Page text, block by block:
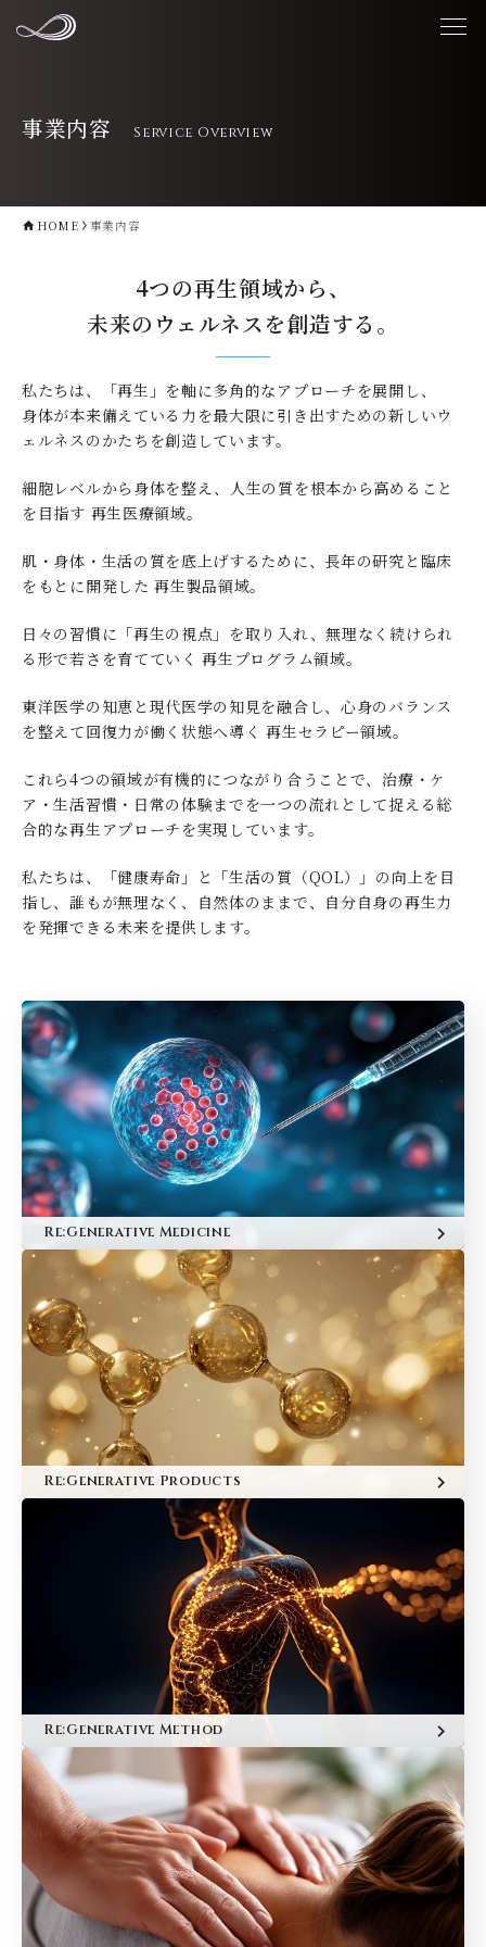
事業内容 Service Overview
HOME 事業内容
4つの再生領域から、
未来のウェルネスを創造する。
私たちは、「再生」を軸に多角的なアプローチを展開し、
身体が本来備えている力を最大限に引き出すための新しいウ
ェルネスのかたちを創造しています。
細胞レベルから身体を整え、人生の質を根本から高めること
を目指す 再生医療領域。
肌・身体・生活の質を底上げするために、長年の研究と臨床
をもとに開発した 再生製品領域。
日々の習慣に「再生の視点」を取り入れ、無理なく続けられ
る形で若さを育てていく 再生プログラム領域。
東洋医学の知恵と現代医学の知見を融合し、心身のバランス
を整えて回復力が働く状態へ導く 再生セラピー領域。
これら4つの領域が有機的につながり合うことで、治療・ケ
ア・生活習慣・日常の体験までを一つの流れとして捉える総
合的な再生アプローチを実現しています。
私たちは、「健康寿命」と「生活の質（QOL）」の向上を目
指し、誰もが無理なく、自然体のままで、自分自身の再生力
を発揮できる未来を提供します。
Re:Generative Medicine
Re:Generative Products
Re:Generative Method